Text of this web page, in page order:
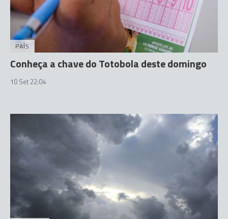
PAÍS
Conheça a chave do Totobola deste domingo
10 Set 22:04